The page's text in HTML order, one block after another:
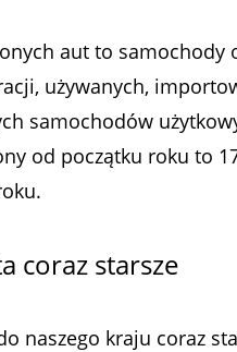
aut to samochody
używanych,
samochodów
od początku roku to
coraz starsze
naszego kraju coraz